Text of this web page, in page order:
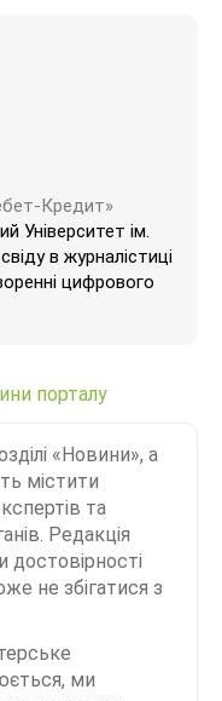
Кредит»
Університет ім.
в журналістиці
цифрового
порталу
«Новини», а
містити
та
Редакція
достовірності
не збігатися з
ми